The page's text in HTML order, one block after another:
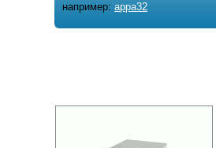
например:appa32